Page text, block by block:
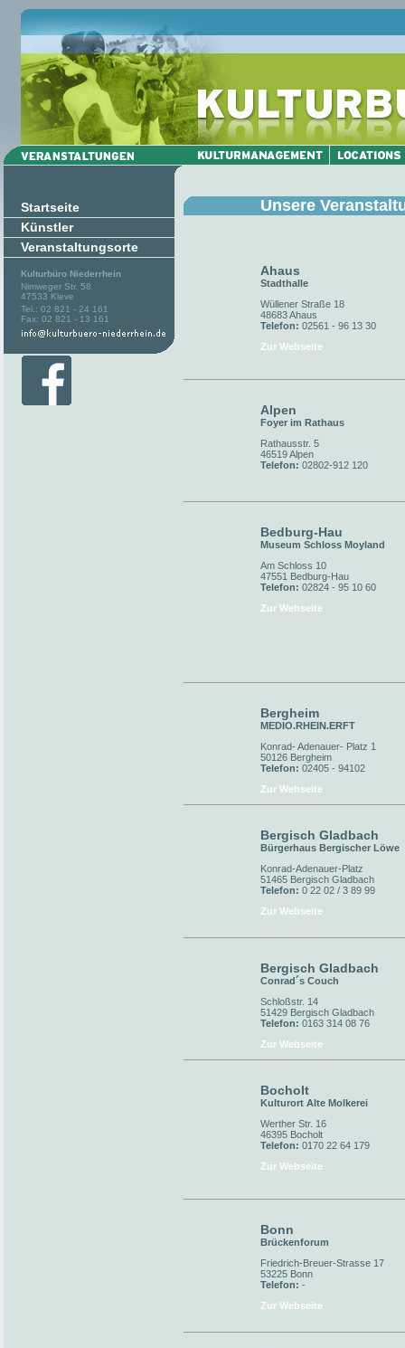
Startseite
Künstler
Veranstaltungsorte
Kulturbüro Niederrhein
Nimweger Str. 58
47533 Kleve
Tel.: 02 821 - 24 161
Fax: 02 821 - 13 161
Unsere
Ahaus
Stadthalle
Wüllener Straße 18
48683 Ahaus
Telefon: 02561 - 96 13 30
Zur Webseite
Alpen
Foyer im Rathaus
Rathausstr. 5
46519 Alpen
Telefon: 02802-912 120
Bedburg-Hau
Museum Schloss Moyland
Am Schloss 10
47551 Bedburg-Hau
Telefon: 02824 - 95 10 60
Zur Webseite
Bergheim
MEDIO.RHEIN.ERFT
Konrad- Adenauer- Platz 1
50126 Bergheim
Telefon: 02405 - 94102
Zur Webseite
Bergisch Gladbach
Bürgerhaus Bergischer Löwe
Konrad-Adenauer-Platz
51465 Bergisch Gladbach
Telefon: 0 22 02 / 3 89 99
Zur Webseite
Bergisch Gladbach
Conrad´s Couch
Schloßstr. 14
51429 Bergisch Gladbach
Telefon: 0163 314 08 76
Zur Webseite
Bocholt
Kulturort Alte Molkerei
Werther Str. 16
46395 Bocholt
Telefon: 0170 22 64 179
Zur Webseite
Bonn
Brückenforum
Friedrich-Breuer-Strasse 17
53225 Bonn
Telefon: -
Zur Webseite